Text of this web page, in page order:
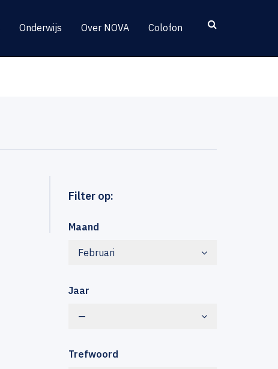
Onderwijs Over NOVA Colofon
Filter op:
Maand
Februari
Jaar
—
Trefwoord